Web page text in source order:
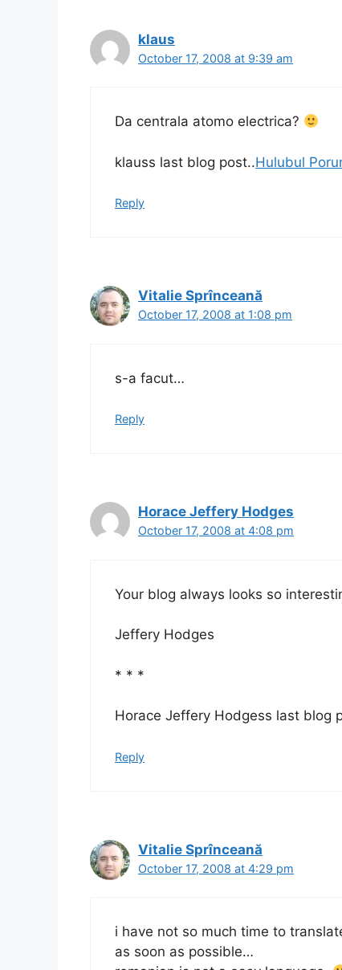
klaus
October 17, 2008 at 9:39 am
Da centrala atomo electrica?
klauss last blog post..Hulubul
Reply
Vitalie Sprînceană
October 17, 2008 at 1:08 pm
s-a facut…
Reply
Horace Jeffery Hodges
October 17, 2008 at 4:08 pm
Your blog always looks so
Jeffery Hodges
* * *
Horace Jeffery Hodgess last blog
Reply
Vitalie Sprînceană
October 17, 2008 at 4:29 pm
i have not so much time to
as soon as possible…